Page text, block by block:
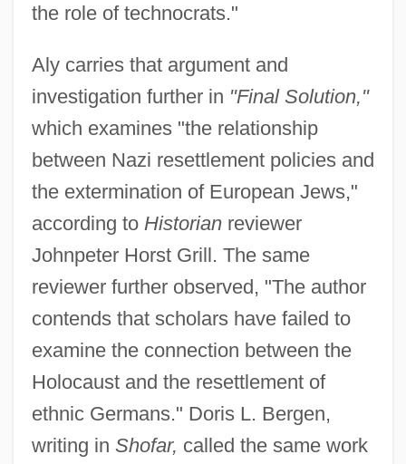
the role of technocrats."
Aly carries that argument and
investigation further in "Final Solution,"
which examines "the relationship
between Nazi resettlement policies and
the extermination of European Jews,"
according to Historianreviewer
Johnpeter Horst Grill. The same
reviewer further observed, "The author
contends that scholars have failed to
examine the connection between the
Holocaust and the resettlement of
ethnic Germans." Doris L. Bergen,
writing in Shofar, called the same work